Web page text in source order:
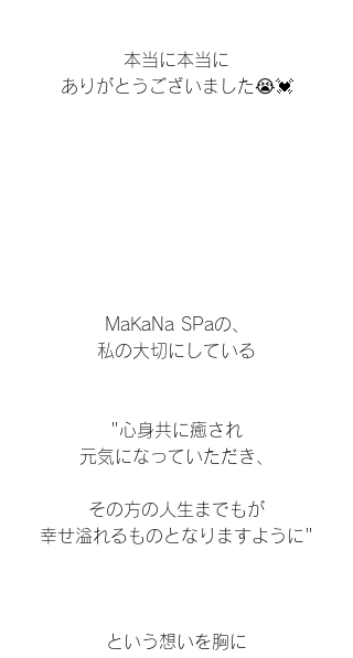
本当に本当に
ありがとうございました😭💓
MaKaNa SPaの、
私の大切にしている
"心身共に癒され
元気になっていただき、
その方の人生までもが
幸せ溢れるものとなりますように"
という想いを胸に